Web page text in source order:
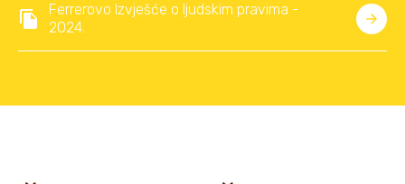
Ferrerovo Izvješće o ljudskim pravima -
2024.